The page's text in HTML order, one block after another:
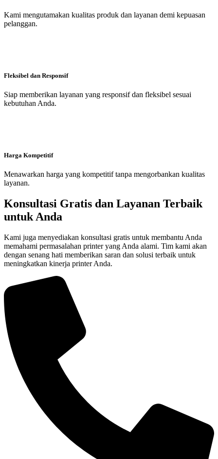
Kami mengutamakan kualitas produk dan layanan demi kepuasan
pelanggan.
Fleksibel dan Responsif
Siap memberikan layanan yang responsif dan fleksibel sesuai
kebutuhan Anda.
Harga Kompetitif
Menawarkan harga yang kompetitif tanpa mengorbankan kualitas
layanan.
Konsultasi Gratis dan Layanan Terbaik
untuk Anda
Kami juga menyediakan konsultasi gratis untuk membantu Anda
memahami permasalahan printer yang Anda alami. Tim kami akan
dengan senang hati memberikan saran dan solusi terbaik untuk
meningkatkan kinerja printer Anda.